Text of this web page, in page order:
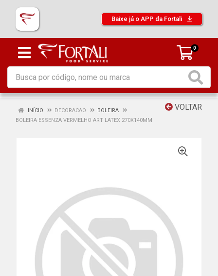
Baixe já o APP da Fortali
0
VOLTAR
INÍCIO DECORACAO
BOLEIRA
BOLEIRA ESSENZA VERMELHO ART LATEX 270X140MM